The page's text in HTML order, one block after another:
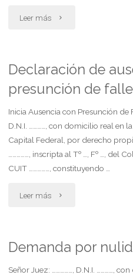
Leer más "Víctima
daños
físicos
accidente
Declaración de
presunción de
Inicia Ausencia con Presunción de
D.N.I. …………, con domicilio real en
Capital Federal, por derecho
……………, inscripta al Tº …, Fº …, del
CUIT ……………, constituyendo …
Leer más "Declaración
ausencia
Demanda por
Señor Juez: ……………, D.N.I. …………,